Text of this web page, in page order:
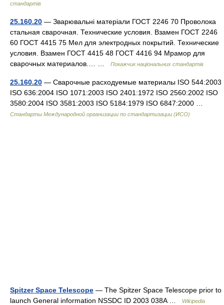
стандартів
25.160.20 — Зварювальні матеріали ГОСТ 2246 70 Проволока
стальная сварочная. Технические условия. Взамен ГОСТ 2246
60 ГОСТ 4415 75 Мел для электродных покрытий. Технические
условия. Взамен ГОСТ 4415 48 ГОСТ 4416 94 Мрамор для
сварочных материалов.… …
Покажчик національних стандартів
25.160.20 — Сварочные расходуемые материалы ISO 544:2003
ISO 636:2004 ISO 1071:2003 ISO 2401:1972 ISO 2560:2002 ISO
3580:2004 ISO 3581:2003 ISO 5184:1979 ISO 6847:2000 …
Стандарты Международной организации по стандартизации (ИСО)
Spitzer Space Telescope — The Spitzer Space Telescope prior to
launch General information NSSDC ID 2003 038A …
Wikipedia